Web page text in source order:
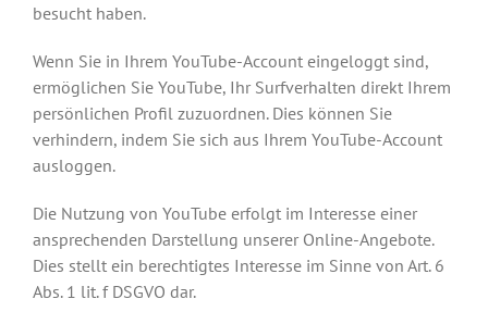
besucht haben.
Wenn Sie in Ihrem YouTube-Account eingeloggt sind,
ermöglichen Sie YouTube, Ihr Surfverhalten direkt Ihrem
persönlichen Profil zuzuordnen. Dies können Sie
verhindern, indem Sie sich aus Ihrem YouTube-Account
ausloggen.
Die Nutzung von YouTube erfolgt im Interesse einer
ansprechenden Darstellung unserer Online-Angebote.
Dies stellt ein berechtigtes Interesse im Sinne von Art. 6
Abs. 1 lit. f DSGVO dar.